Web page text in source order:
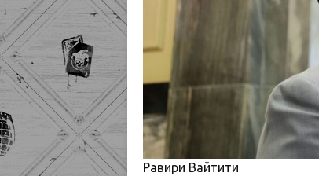
Равири Вайтити